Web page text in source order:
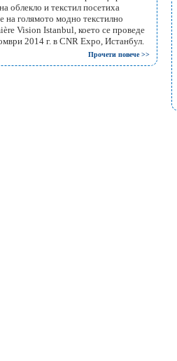
облекло и текстил посетиха
на голямото модно текстилно
Vision Istanbul, което се проведе
2014 г. в CNR Expo, Истанбул.
Прочети повече >>